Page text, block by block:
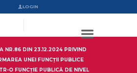
LOGIN
NR.86 DIN 23.12.2024 PRIVIND
UNEI FUNCŢII PUBLICE
O FUNCŢIE PUBLICĂ DE NIVEL